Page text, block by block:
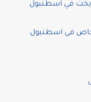
يخت في اسطنبول
في اسطنبول